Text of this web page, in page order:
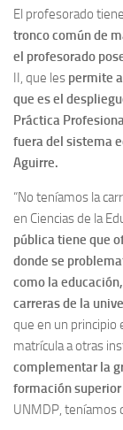
El profesorado
tronco común de
el profesorado
II, que les permite
que es el
Práctica
fuera del sistema
Aguirre.
“No teníamos la
en Ciencias de la
pública tiene que
donde se
como la
carreras de la
que en un principio
matrícula a otras
complementar la
formación superior
UNMDP, teníamos